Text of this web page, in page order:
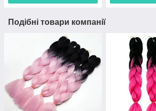
Подібні товари компанії